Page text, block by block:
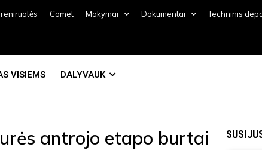
Comet Mokymai Dokumentai Techninis
VISIEMS DALYVAUK
antrojo etapo burtai